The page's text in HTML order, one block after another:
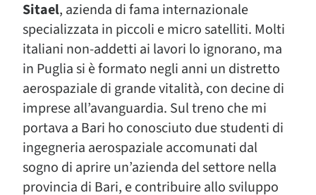
Sitael, azienda di fama internazionale
specializzata in piccoli e micro satelliti. Molti
italiani non-addetti ai lavori lo ignorano, ma
in Puglia si è formato negli anni un distretto
aerospaziale di grande vitalità, con decine di
imprese all’avanguardia. Sul treno che mi
portava a Bari ho conosciuto due studenti di
ingegneria aerospaziale accomunati dal
sogno di aprire un’azienda del settore nella
provincia di Bari, e contribuire allo sviluppo